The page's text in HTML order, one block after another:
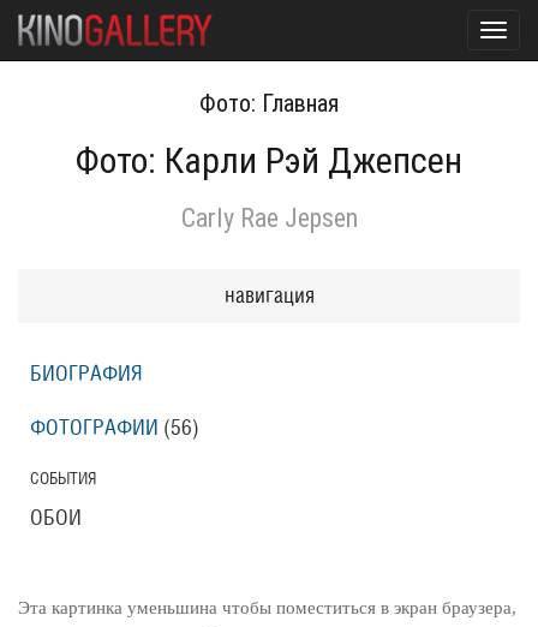
Фото: Главная
Фото: Карли Рэй Джепсен
Carly Rae Jepsen
Эта картинка уменьшина чтобы поместиться в экран браузера,
навигация
БИОГРАФИЯ
ФОТОГРАФИИ (56)
СОБЫТИЯ
ОБОИ